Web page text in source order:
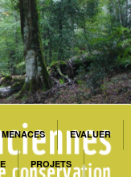
MENACES EVALUER
PROJETS